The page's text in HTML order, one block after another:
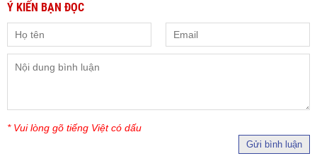
Ý KIẾN BẠN ĐỌC
* Vui lòng gõ tiếng Việt có dấu
Gửi bình luận